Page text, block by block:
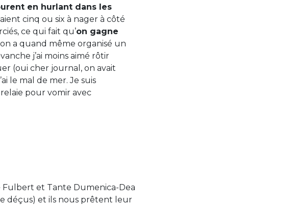
en hurlant dans les
cinq ou six à nager à côté
ce qui fait qu’on gagne
on a quand même organisé un
j’ai moins aimé rôtir
(oui cher journal, on avait
le mal de mer. Je suis
pour vomir avec
Fulbert et Tante Dumenica-Dea
déçus) et ils nous prêtent leur